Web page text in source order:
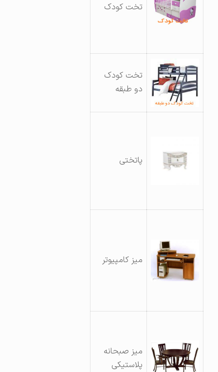
تخت کودک
تخت کودک
دو طبقه
پاتختی
میز کامپیوتر
میز صبحانه
پلاستیکی